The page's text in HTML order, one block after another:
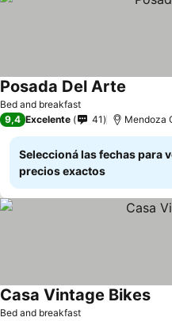
Bed and breakfast
Posada Del Arte
9,4 Excelente 41 Mendoza
Seleccioná las fechas para
precios exactos
Bed and breakfast
Casa Vintage Bikes